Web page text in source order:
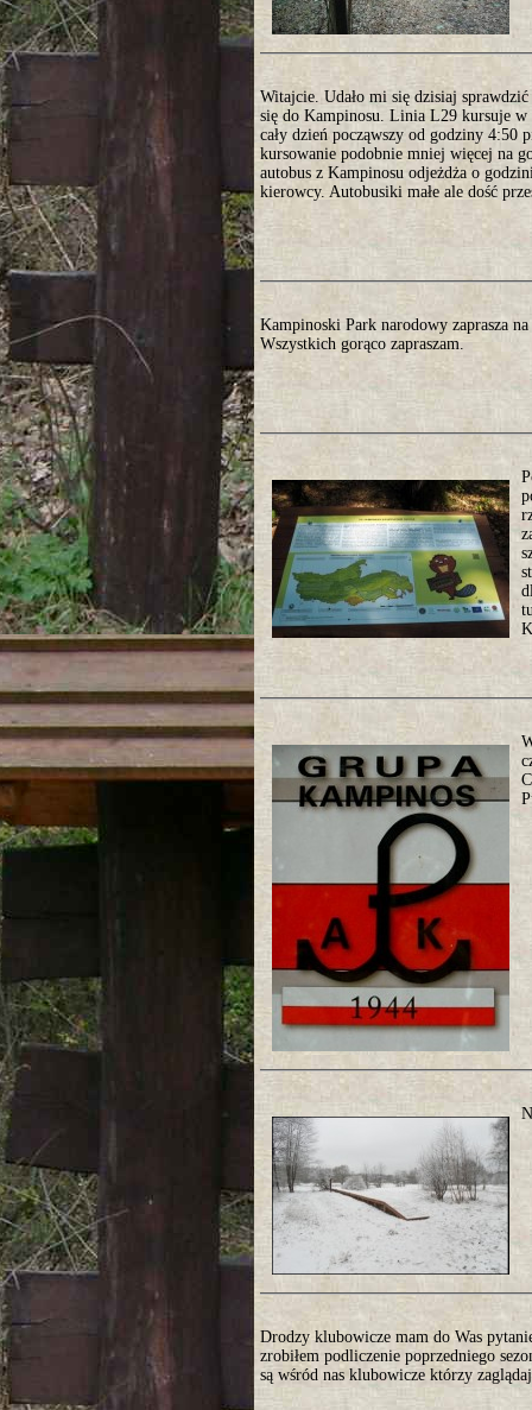
Witajcie. Udało mi się dzisiaj
się do Kampinosu. Linia L29 kursuje w
cały dzień począwszy od godziny 4:50
kursowanie podobnie mniej więcej na
autobus z Kampinosu odjeżdża o
kierowcy. Autobusiki małe ale dość
Kampinoski Park narodowy zaprasza
Wszystkich gorąco zapraszam.
Drodzy klubowicze mam do Was
zrobiłem podliczenie poprzedniego
są wśród nas klubowicze którzy